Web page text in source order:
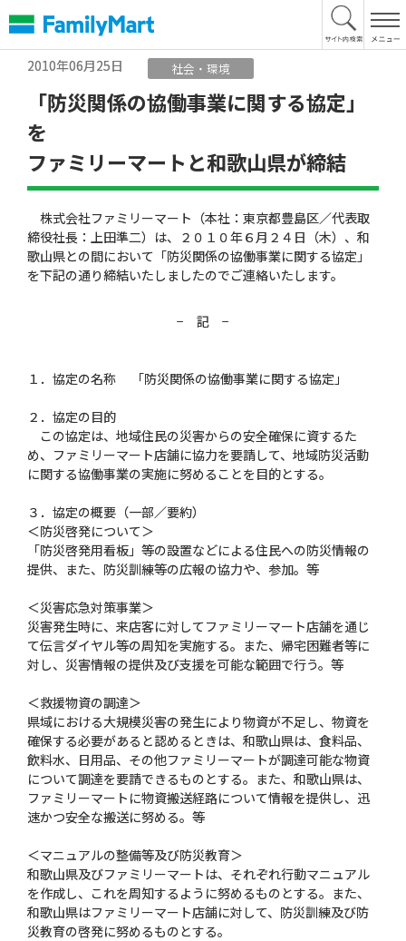
文
へ
2010年06月25日
社会・環境
「防災関係の協働事業に関する協定」
を
ファミリーマートと和歌山県が締結
株式会社ファミリーマート（本社：東京都豊島区／代表取
締役社長：上田準二）は、２０１０年６月２４日（木）、和
歌山県との間において「防災関係の協働事業に関する協定」
を下記の通り締結いたしましたのでご連絡いたします。
− 記 −
１．協定の名称 「防災関係の協働事業に関する協定」
２．協定の目的
この協定は、地域住民の災害からの安全確保に資するた
め、ファミリーマート店舗に協力を要請して、地域防災活動
に関する協働事業の実施に努めることを目的とする。
３．協定の概要（一部／要約）
＜防災啓発について＞
「防災啓発用看板」等の設置などによる住民への防災情報の
提供、また、防災訓練等の広報の協力や、参加。等
＜災害応急対策事業＞
災害発生時に、来店客に対してファミリーマート店舗を通じ
て伝言ダイヤル等の周知を実施する。また、帰宅困難者等に
対し、災害情報の提供及び支援を可能な範囲で行う。等
＜救援物資の調達＞
県域における大規模災害の発生により物資が不足し、物資を
確保する必要があると認めるときは、和歌山県は、食料品、
飲料水、日用品、その他ファミリーマートが調達可能な物資
について調達を要請できるものとする。また、和歌山県は、
ファミリーマートに物資搬送経路について情報を提供し、迅
速かつ安全な搬送に努める。等
＜マニュアルの整備等及び防災教育＞
和歌山県及びファミリーマートは、それぞれ行動マニュアル
を作成し、これを周知するように努めるものとする。また、
和歌山県はファミリーマート店舗に対して、防災訓練及び防
災教育の啓発に努めるものとする。